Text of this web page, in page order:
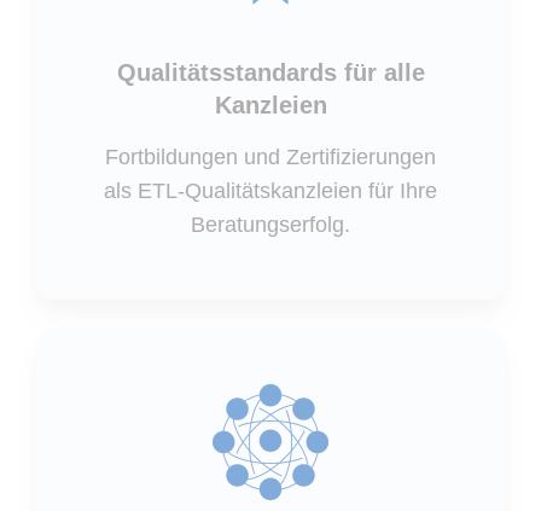
Qualitätsstandards für alle
Kanzleien
Fortbildungen und Zertifizierungen
als ETL-Qualitätskanzleien für Ihre
Beratungserfolg.